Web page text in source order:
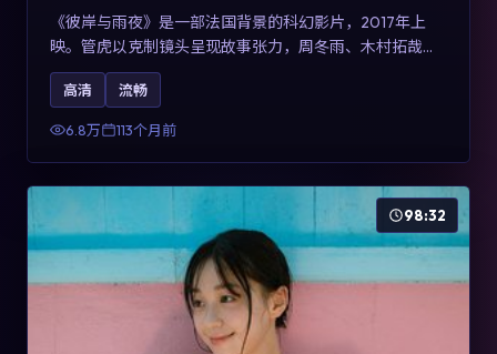
《彼岸与雨夜》是一部法国背景的科幻影片，2017年上
映。管虎以克制镜头呈现故事张力，周冬雨、木村拓哉与
张震的对手戏可圈可点。剧情层面在真实历史背景下虚构
一段跨国追寻之旅，对关注导演风格与演员阵容的观众具
有检索与收藏价值。
高清 流畅
6.8万 113个月前
98:32